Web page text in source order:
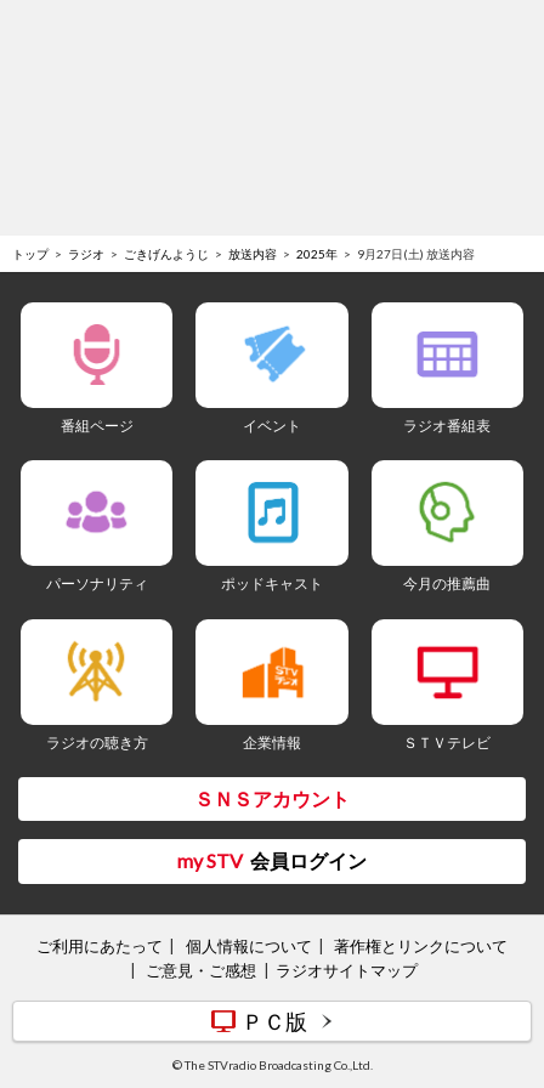
トップ ラジオ ごきげんようじ 放送内容 2025年 9月27日(土) 放送内容
番組ページ イベント ラジオ番組表
パーソナリティ ポッドキャスト 今月の推薦曲
ラジオの聴き方 企業情報 ＳＴＶテレビ
ＳＮＳアカウント
my STV 会員ログイン
ご利用にあたって 個人情報について
著作権とリンクについて
ご意見・ご感想
ラジオサイトマップ
ＰＣ版
© The STVradio Broadcasting Co.,Ltd.